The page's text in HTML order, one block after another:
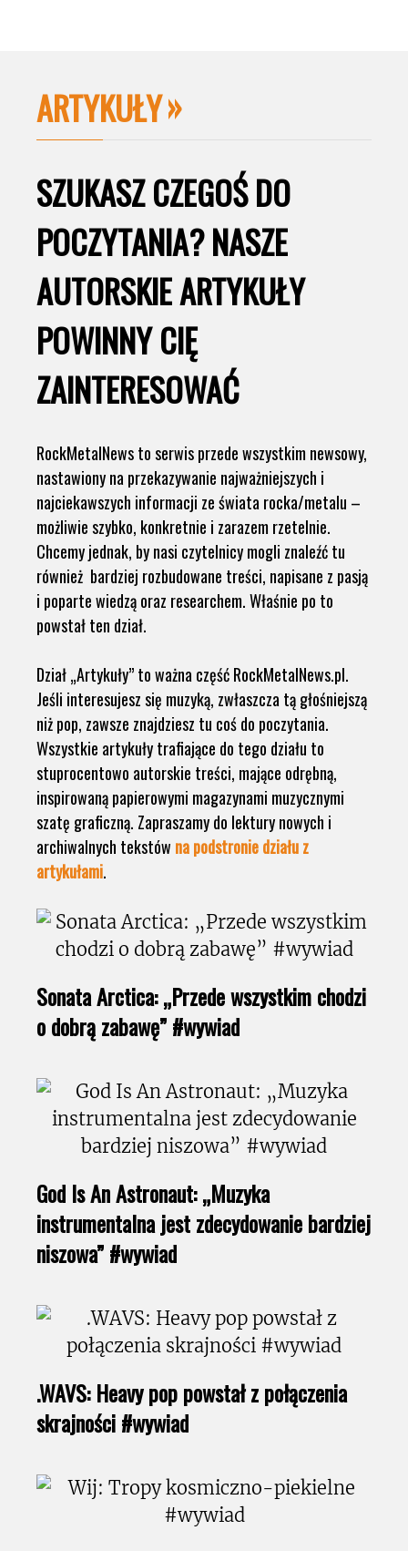
ARTYKUŁY
SZUKASZ CZEGOŚ DO
POCZYTANIA? NASZE
AUTORSKIE ARTYKUŁY
POWINNY CIĘ
ZAINTERESOWAĆ
RockMetalNews to serwis przede wszystkim newsowy,
nastawiony na przekazywanie najważniejszych i
najciekawszych informacji ze świata rocka/metalu –
możliwie szybko, konkretnie i zarazem rzetelnie.
Chcemy jednak, by nasi czytelnicy mogli znaleźć tu
również bardziej rozbudowane treści, napisane z pasją
i poparte wiedzą oraz researchem. Właśnie po to
powstał ten dział.
Dział „Artykuły” to ważna część RockMetalNews.pl.
Jeśli interesujesz się muzyką, zwłaszcza tą głośniejszą
niż pop, zawsze znajdziesz tu coś do poczytania.
Wszystkie artykuły trafiające do tego działu to
stuprocentowo autorskie treści, mające odrębną,
inspirowaną papierowymi magazynami muzycznymi
szatę graficzną. Zapraszamy do lektury nowych i
archiwalnych tekstów na podstronie działu z
artykułami.
Sonata Arctica: „Przede wszystkim chodzi
o dobrą zabawę” #wywiad
God Is An Astronaut: „Muzyka
instrumentalna jest zdecydowanie bardziej
niszowa” #wywiad
.WAVS: Heavy pop powstał z połączenia
skrajności #wywiad